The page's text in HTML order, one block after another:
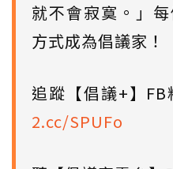
就不會寂寞。」
方式成為倡議家！
追蹤【倡議+】FB
2.cc/SPUFo